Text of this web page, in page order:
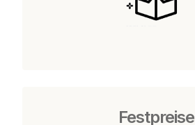
Festpreise